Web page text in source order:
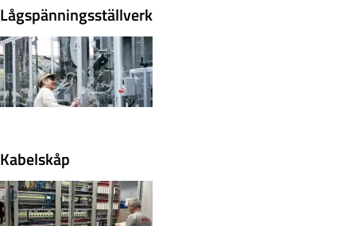
Lågspänningsställverk
Kabelskåp